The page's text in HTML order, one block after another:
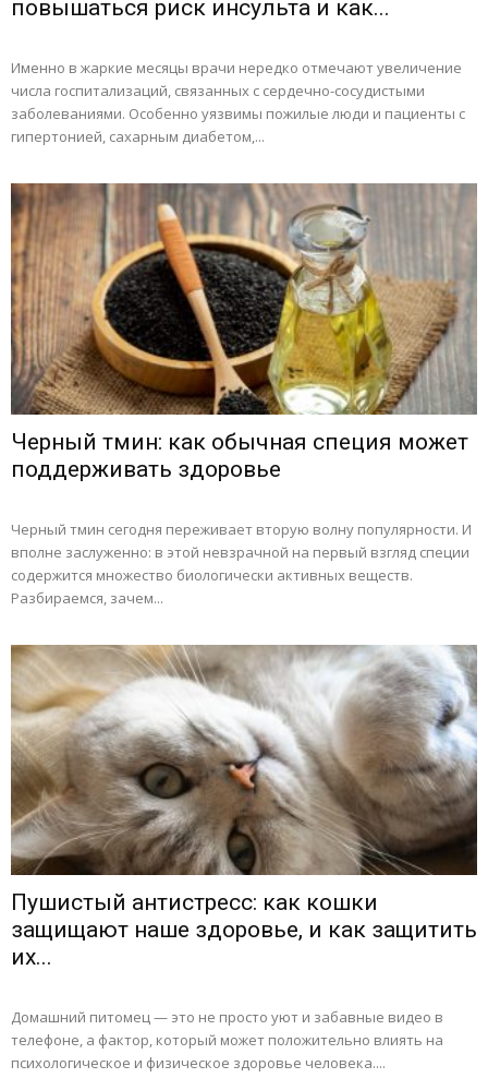
повышаться риск инсульта и как...
Именно в жаркие месяцы врачи нередко отмечают увеличение
числа госпитализаций, связанных с сердечно-сосудистыми
заболеваниями. Особенно уязвимы пожилые люди и пациенты с
гипертонией, сахарным диабетом,...
Черный тмин: как обычная специя может
поддерживать здоровье
Черный тмин сегодня переживает вторую волну популярности. И
вполне заслуженно: в этой невзрачной на первый взгляд специи
содержится множество биологически активных веществ.
Разбираемся, зачем...
Пушистый антистресс: как кошки
защищают наше здоровье, и как защитить
их...
Домашний питомец — это не просто уют и забавные видео в
телефоне, а фактор, который может положительно влиять на
психологическое и физическое здоровье человека....